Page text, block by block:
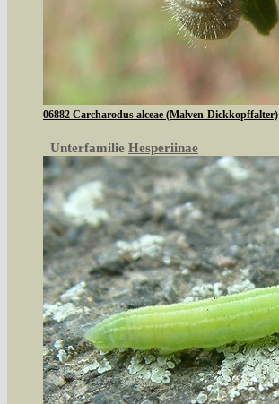
06882 Carcharodus alceae (Malven-Dickkopffalter)
Unterfamilie Hesperiinae